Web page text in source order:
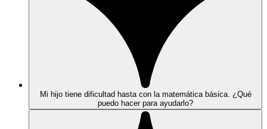
Mi hijo tiene dificultad hasta con la matemática básica. ¿Qué
puedo hacer para ayudarlo?